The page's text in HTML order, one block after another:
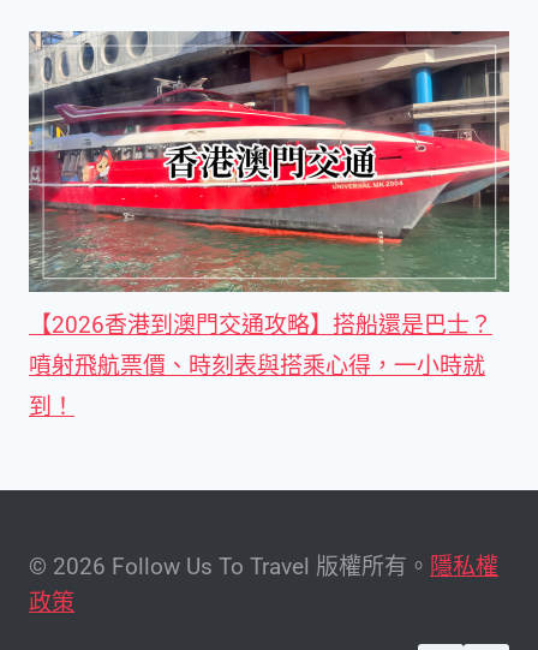
【2026香港到澳門交通攻略】搭船還是巴士？
噴射飛航票價、時刻表與搭乘心得，一小時就
到！
© 2026 Follow Us To Travel 版權所有。 隱私權
政策